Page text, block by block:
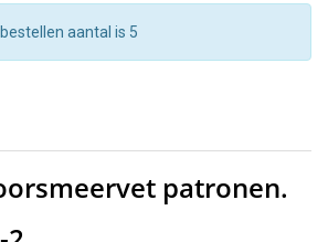
aantal is 5
patronen.